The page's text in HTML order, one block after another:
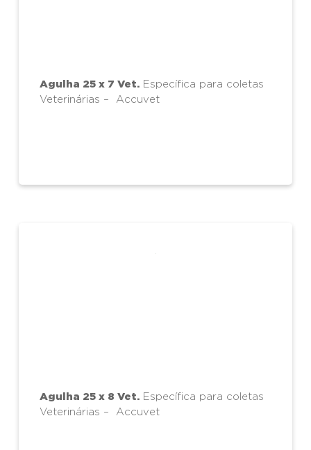
Agulha 25 x 7 Vet.Específica para coletas
Veterinárias – Accuvet
Agulha 25 x 8 Vet.Específica para coletas
Veterinárias – Accuvet